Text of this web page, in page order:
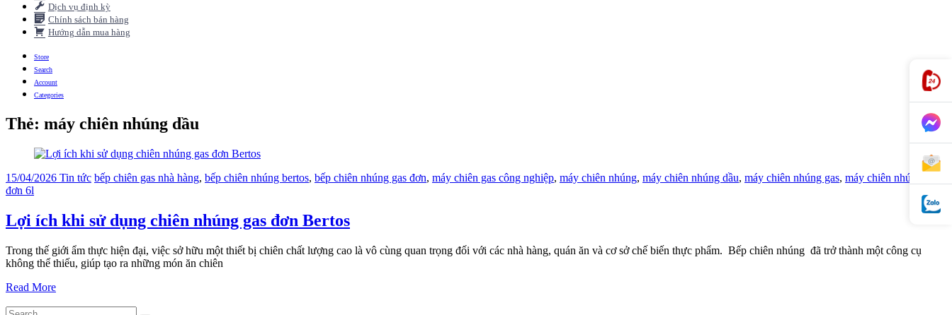
Dịch vụ định kỳ
Chính sách bán hàng
Hướng dẫn mua hàng
Store
Search
Account
Categories
Thẻ: máy chiên nhúng dầu
15/04/2026 Tin tức bếp chiên gas nhà hàng, bếp chiên nhúng bertos, bếp chiên nhúng gas đơn, máy chiên gas công nghiệp, máy chiên nhúng, máy chiên nhúng dầu, máy chiên nhúng gas, máy chiên nhúng gas
đơn 6l
Lợi ích khi sử dụng chiên nhúng gas đơn Bertos
Trong thế giới ẩm thực hiện đại, việc sở hữu một thiết bị chiên chất lượng cao là vô cùng quan trọng đối với các nhà hàng, quán ăn và cơ sở chế biến thực phẩm. Bếp chiên nhúng đã trở thành một công cụ
không thể thiếu, giúp tạo ra những món ăn chiên
Read More